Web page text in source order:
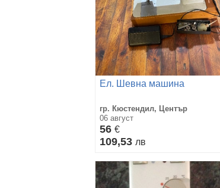
Ел. Шевна машина
гр. Кюстендил, Център
06 август
56 €
109,53 лв